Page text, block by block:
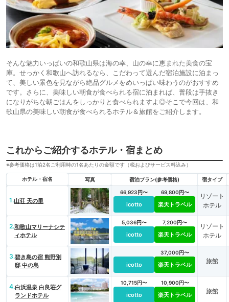
そんな魅力いっぱいの和歌山県は海の幸、山の幸に恵まれた美食の宝
庫。せっかく和歌山へ訪れるなら、こだわって選んだ宿泊施設に泊まっ
て、美しい景色を見ながら絶品グルメをめいっぱい味わうのがおすすめ
です。さらに、美味しい朝食が食べられる宿に泊まれば、普段は手抜き
になりがちな朝ごはんをしっかりと食べられますよ◎そこで今回は、和
歌山県の美味しい朝食が食べられるホテル＆旅館をご紹介します。
これからご紹介するホテル・宿まとめ
※参考価格は1泊2名ご利用時の1名あたりの金額です（税およびサービス料込み）
ホテル・宿名 写真 宿泊プラン(参考価格) 宿タイプ
1.山荘 天の里
66,923円〜
icotto
69,800円〜
楽天トラベル
リゾート
ホテル
2.和歌山マリーナシテ
ィホテル
5,036円〜
icotto
7,200円〜
楽天トラベル
リゾート
ホテル
3.碧き島の宿 熊野別
邸 中の島
icotto
37,000円〜
楽天トラベル 旅館
4.白浜温泉 白良荘グ
ランドホテル
10,715円〜
icotto
10,900円〜
楽天トラベル 旅館